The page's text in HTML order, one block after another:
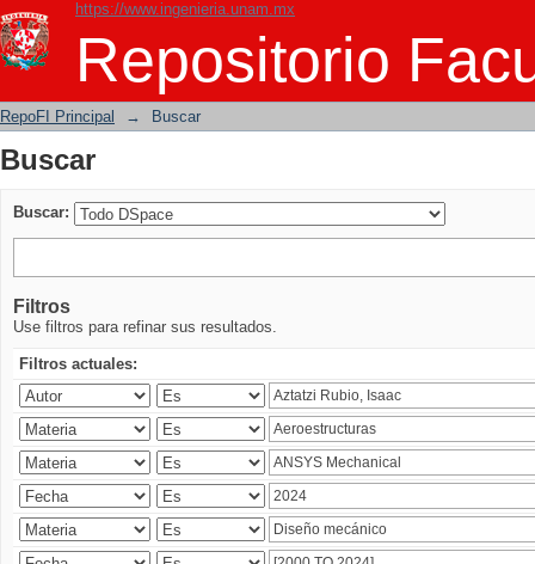
https://www.ingenieria.unam.mx
Repositorio
Buscar
RepoFI Principal → Buscar
Buscar
Buscar:
Filtros
Use filtros para refinar sus resultados.
Filtros actuales: